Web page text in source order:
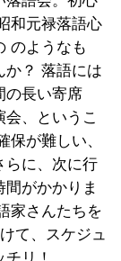
追いかけ
して観ら
ずはこの
ただける
です。